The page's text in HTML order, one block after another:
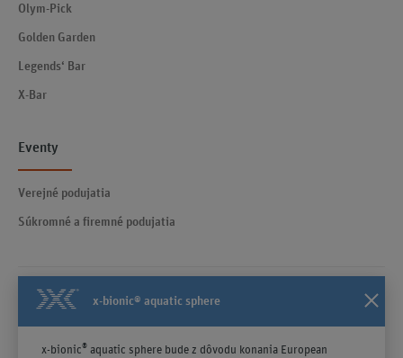
x-bionic® aquatic sphere
x-bionic® aquatic sphere bude z dôvodu konania European
Olym-Pick
Golden Garden
Legends‘ Bar
X-Bar
Eventy
Verejné podujatia
Súkromné a firemné podujatia
Kontakty
Poučenie